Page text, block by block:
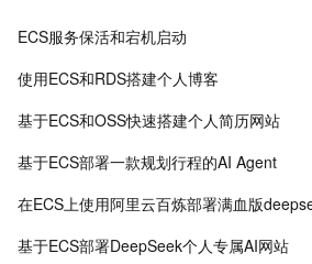
ECS服务保活和宕机启动
使用ECS和RDS搭建个人博客
基于ECS和OSS快速搭建个人简历网站
基于ECS部署一款规划行程的AI Agent
在ECS上使用阿里云百炼部署满血版
基于ECS部署DeepSeek个人专属AI网站